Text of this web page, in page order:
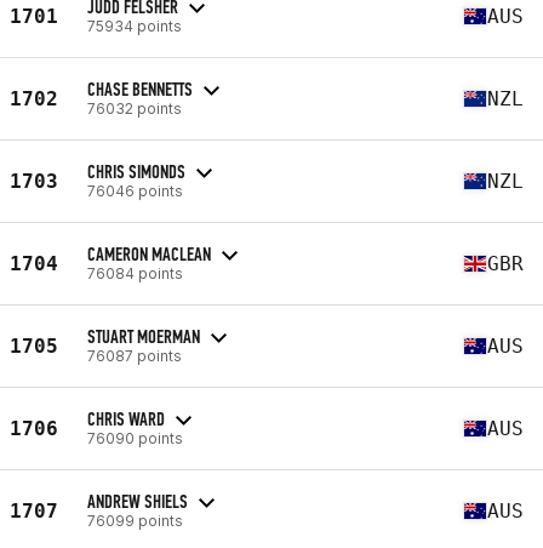
1701 JUDD FELSHER
75934 points AUS
1702 CHASE BENNETTS
76032 points NZL
1703 CHRIS SIMONDS
76046 points NZL
1704 CAMERON MACLEAN
76084 points GBR
1705 STUART MOERMAN
76087 points AUS
1706 CHRIS WARD
76090 points AUS
1707 ANDREW SHIELS
76099 points AUS